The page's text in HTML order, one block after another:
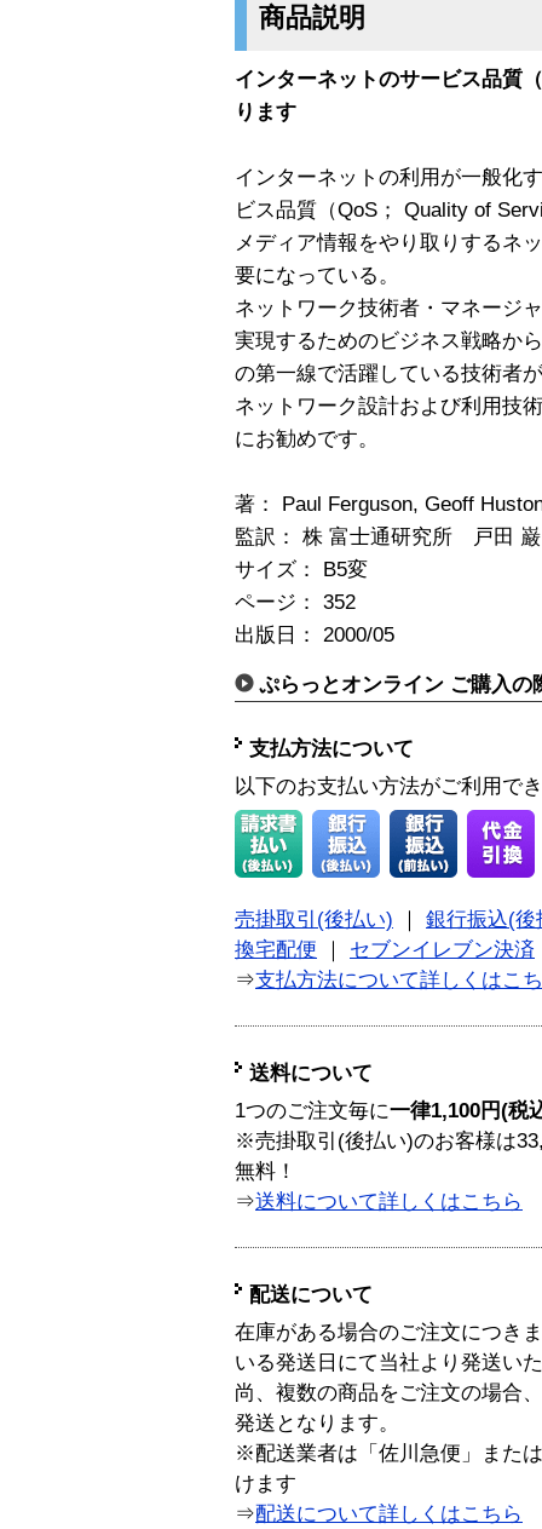
商品説明
インターネットのサービス品質
ります
インターネットの利用が一般化
ビス品質（QoS； Quality of
メディア情報をやり取りするネ
要になっている。
ネットワーク技術者・マネージ
実現するためのビジネス戦略か
の第一線で活躍している技術者
ネットワーク設計および利用技
にお勧めです。
著： Paul Ferguson, Geoff
監訳： 株 富士通研究所 戸田 巌
サイズ： B5変
ページ： 352
出版日： 2000/05
ぷらっとオンライン ご購入の
支払方法について
以下のお支払い方法がご利用で
売掛取引(後払い)
銀行振込(後
換宅配便
セブンイレブン決済
⇒支払方法について詳しくはこ
送料について
1つのご注文毎に一律1,100円(税
※売掛取引(後払い)のお客様は
無料！
⇒送料について詳しくはこちら
配送について
在庫がある場合のご注文につき
いる発送日にて当社より発送い
尚、複数の商品をご注文の場合
発送となります。
※配送業者は「佐川急便」また
けます
⇒配送について詳しくはこちら